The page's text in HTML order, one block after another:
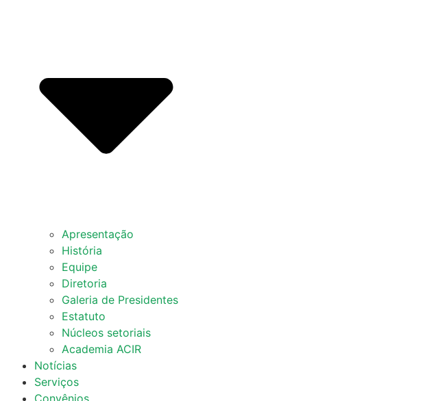
Apresentação
História
Equipe
Diretoria
Galeria de Presidentes
Estatuto
Núcleos setoriais
Academia ACIR
Notícias
Serviços
Convênios